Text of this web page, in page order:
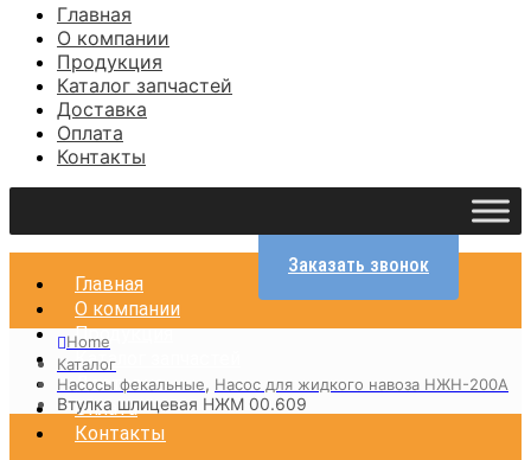
Главная
О компании
Продукция
Каталог запчастей
Доставка
Оплата
Контакты
Главная
О компании
Продукция
Каталог запчастей
Доставка
Оплата
Контакты
Заказать звонок
Home
Каталог
Насосы фекальные, Насос для жидкого навоза НЖН-200А
Втулка шлицевая НЖМ 00.609